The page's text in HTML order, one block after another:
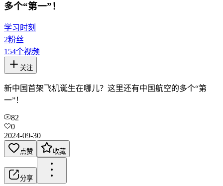
多个“第一”！
学习时刻
2粉丝
154个视频
关注
新中国首架飞机诞生在哪儿？这里还有中国航空的多个“第
一”！
82
0
2024-09-30
点赞 收藏
分享